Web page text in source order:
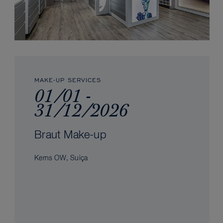
MAKE-UP SERVICES
01/01 -
31/12/2026
Braut Make-up
Kerns OW, Suiça